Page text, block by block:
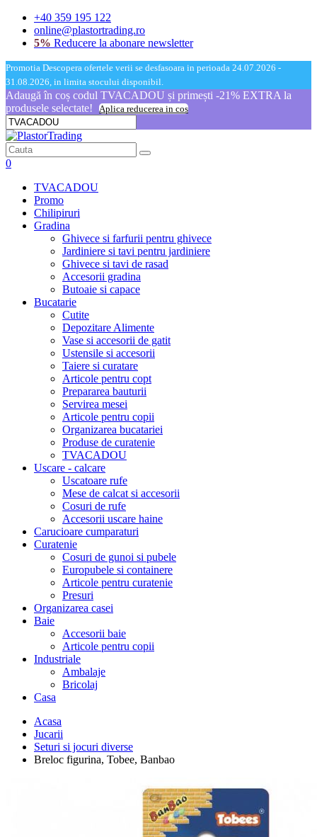
+40 359 195 122
online@plastortrading.ro
5% Reducere la abonare newsletter
Promotia Descopera ofertele verii se desfasoara in perioada 24.07.2026 -
31.08.2026, in limita stocului disponibil.
Adaugă în coș codul TVACADOU și primești -21% EXTRA la
produsele selectate!
Aplica reducerea in cos
0
TVACADOU
Promo
Chilipiruri
Gradina
Ghivece si farfurii pentru ghivece
Jardiniere si tavi pentru jardiniere
Ghivece si tavi de rasad
Accesorii gradina
Butoaie si capace
Bucatarie
Cutite
Depozitare Alimente
Vase si accesorii de gatit
Ustensile si accesorii
Taiere si curatare
Articole pentru copt
Prepararea bauturii
Servirea mesei
Articole pentru copii
Organizarea bucatariei
Produse de curatenie
TVACADOU
Uscare - calcare
Uscatoare rufe
Mese de calcat si accesorii
Cosuri de rufe
Accesorii uscare haine
Carucioare cumparaturi
Curatenie
Cosuri de gunoi si pubele
Europubele si containere
Articole pentru curatenie
Presuri
Organizarea casei
Baie
Accesorii baie
Articole pentru copii
Industriale
Ambalaje
Bricolaj
Casa
Acasa
Jucarii
Seturi si jocuri diverse
Breloc figurina, Tobee, Banbao